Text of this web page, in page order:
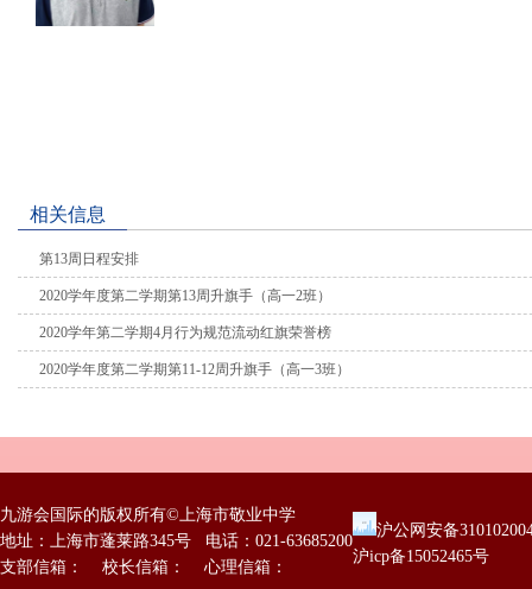
相关信息
第13周日程安排
2020学年度第二学期第13周升旗手（高一2班）
2020学年第二学期4月行为规范流动红旗荣誉榜
2020学年度第二学期第11-12周升旗手（高一3班）
九游会国际的版权所有©上海市敬业中学
地址：上海市蓬莱路345号 电话：021-63685200
支部信箱： 校长信箱： 心理信箱：
沪公网安备
沪icp备15052465号